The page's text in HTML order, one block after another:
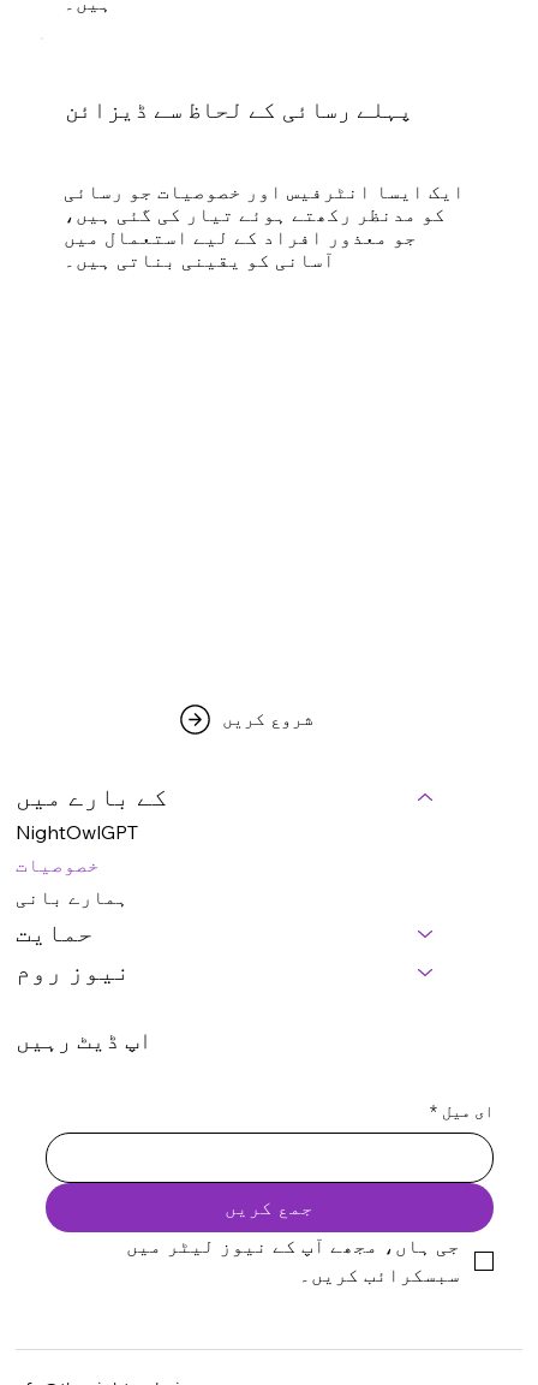
پہلے رسائی کے لحاظ سے ڈیزائن
ایک ایسا انٹرفیس اور خصوصیات جو رسائی
کو مدنظر رکھتے ہوئے تیار کی گئی ہیں،
جو معذور افراد کے لیے استعمال میں
آسانی کو یقینی بناتی ہیں۔
شروع کریں
کے بارے میں
NightOwlGPT
خصوصیات
ہمارے بانی
حمایت
نیوز روم
اپ ڈیٹ رہیں
ای میل *
جمع کریں
سبسکرائب کریں۔